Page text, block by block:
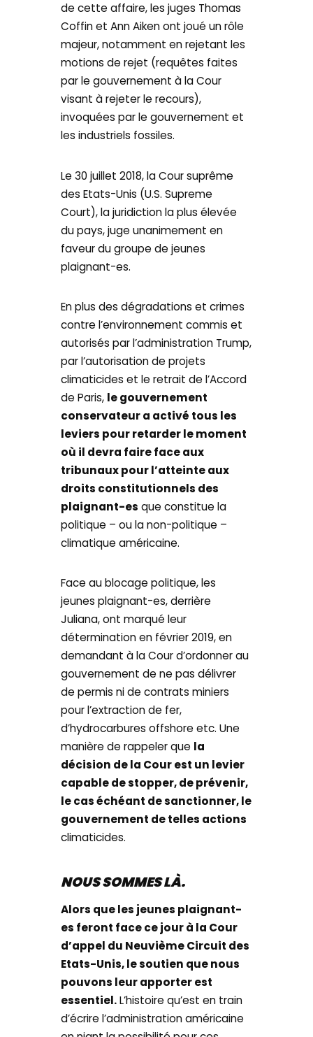
de cette affaire, les juges Thomas
Coffin et Ann Aiken ont joué un rôle
majeur, notamment en rejetant les
motions de rejet (requêtes faites
par le gouvernement à la Cour
visant à rejeter le recours),
invoquées par le gouvernement et
les industriels fossiles.
Le 30 juillet 2018, la Cour suprême
des Etats-Unis (U.S. Supreme
Court), la juridiction la plus élevée
du pays, juge unanimement en
faveur du groupe de jeunes
plaignant-es.
En plus des dégradations et crimes
contre l’environnement commis et
autorisés par l’administration Trump,
par l’autorisation de projets
climaticides et le retrait de l’Accord
de Paris, le gouvernement
conservateur a activé tous les
leviers pour retarder le moment
où il devra faire face aux
tribunaux pour l’atteinte aux
droits constitutionnels des
plaignant-es que constitue la
politique – ou la non-politique –
climatique américaine.
Face au blocage politique, les
jeunes plaignant-es, derrière
Juliana, ont marqué leur
détermination en février 2019, en
demandant à la Cour d’ordonner au
gouvernement de ne pas délivrer
de permis ni de contrats miniers
pour l’extraction de fer,
d’hydrocarbures offshore etc. Une
manière de rappeler que la
décision de la Cour est un levier
capable de stopper, de prévenir,
le cas échéant de sanctionner, le
gouvernement de telles actions
climaticides.
NOUS SOMMES LÀ.
Alors que les jeunes plaignant-
es feront face ce jour à la Cour
d’appel du Neuvième Circuit des
Etats-Unis, le soutien que nous
pouvons leur apporter est
essentiel.L’histoire qu’est en train
d’écrire l’administration américaine